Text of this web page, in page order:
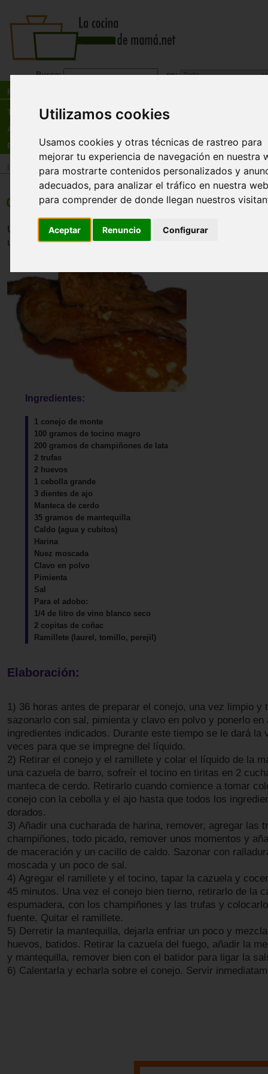
Utilizamos cookies
Usamos cookies y otras técnicas de rastreo para
mejorar tu experiencia de navegación en nuestra
para mostrarte contenidos personalizados y
adecuados, para analizar el tráfico en nuestra
para comprender de donde llegan nuestros
Aceptar Renuncio Configurar
Busca: en:
Recetas
Tienda
Actualidad
Registro
Recetas>Carnes y avesBebidas
Conejo de monte a la real
Un conejo rico, con la carne suave y para chuparse los
utilizar también un conejo ya limpio.
Ingredientes:
1 conejo de monte
100 gramos de tocino magro
200 gramos de champiñones de lata
2 trufas
2 huevos
1 cebolla grande
3 dientes de ajo
Manteca de cerdo
35 gramos de mantequilla
Caldo (agua y cubitos)
Harina
Nuez moscada
Clavo en polvo
Pimienta
Sal
Para el adobo:
1/4 de litro de vino blanco seco
2 copitas de coñac
Ramillete (laurel, tomillo, perejil)
Elaboración:
1) 36 horas antes de preparar el conejo, una vez limpio y
sazonarlo con sal, pimienta y clavo en polvo y ponerlo en
ingredientes indicados. Durante este tiempo se le dará la
veces para que se impregne del líquido.
2) Retirar el conejo y el ramillete y colar el líquido de la
una cazuela de barro, sofreír el tocino en tiritas en 2
manteca de cerdo. Retirarlo cuando comience a tomar
conejo con la cebolla y el ajo hasta que todos los
dorados.
3) Añadir una cucharada de harina, remover, agregar las
champiñones, todo picado, remover unos momentos y
de maceración y un cacillo de caldo. Sazonar con
moscada y un poco de sal.
4) Agregar el ramillete y el tocino, tapar la cazuela y
45 minutos. Una vez el conejo bien tierno, retirarlo de la
espumadera, con los champiñones y las trufas y
fuente. Quitar el ramillete.
5) Derretir la mantequilla, dejarla enfriar un poco y
huevos, batidos. Retirar la cazuela del fuego, añadir la
y mantequilla, remover bien con el batidor para ligar la
6) Calentarla y echarla sobre el conejo. Servir